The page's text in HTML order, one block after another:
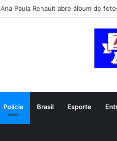
Ana Paula Renault abre álbum de
Polícia Brasil Esporte